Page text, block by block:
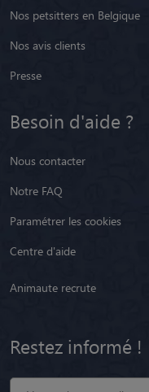
Nos petsitters en Belgique
Nos avis clients
Presse
Besoin d'aide ?
Nous contacter
Notre FAQ
Paramétrer les cookies
Centre d'aide
Animaute recrute
Restez informé !